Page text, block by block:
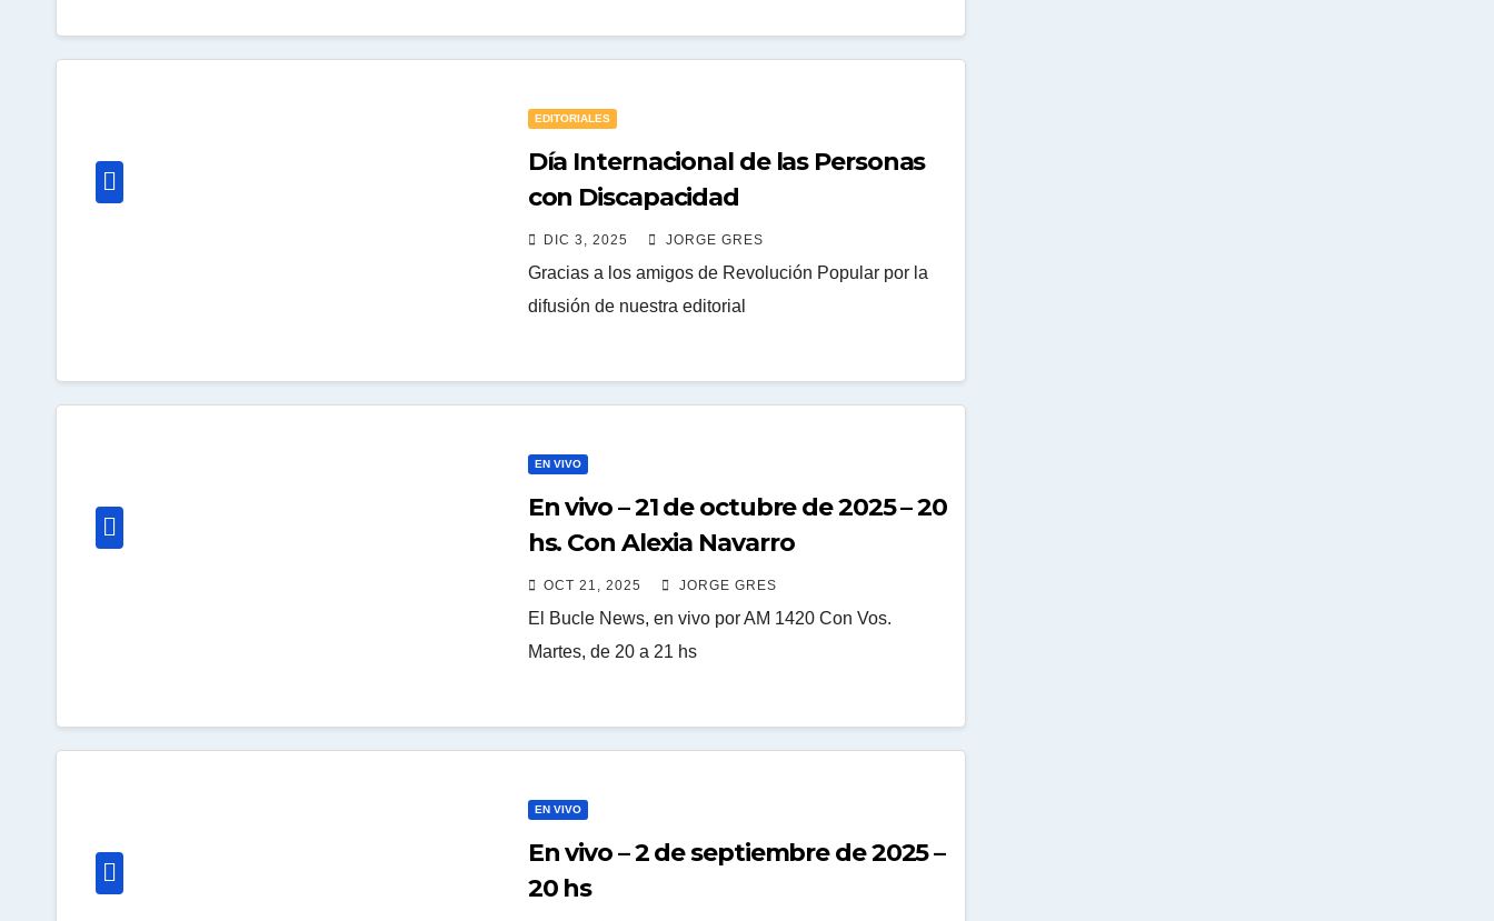
EDITORIALES
Día Internacional de las Personas
con Discapacidad
DIC 3, 2025 JORGE GRES
Gracias a los amigos de Revolución Popular por la
difusión de nuestra editorial
EN VIVO
En vivo – 21 de octubre de 2025 – 20
hs. Con Alexia Navarro
OCT 21, 2025 JORGE GRES
El Bucle News, en vivo por AM 1420 Con Vos.
Martes, de 20 a 21 hs
EN VIVO
En vivo – 2 de septiembre de 2025 –
20 hs